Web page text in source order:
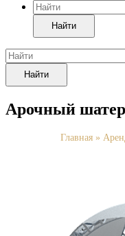
Найти
Найти
Арочный
Главная »